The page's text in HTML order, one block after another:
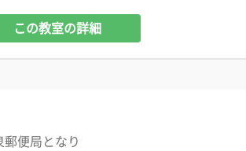
この教室の詳細
便局となり